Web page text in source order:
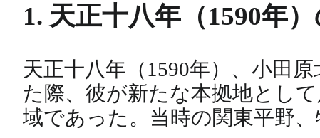
1. 天正十八年（1590年
天正十八年（1590年）、小田
た際、彼が新たな本拠地とし
域であった。当時の関東平野